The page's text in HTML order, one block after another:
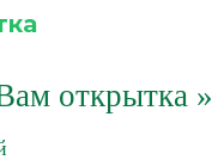
открытка»